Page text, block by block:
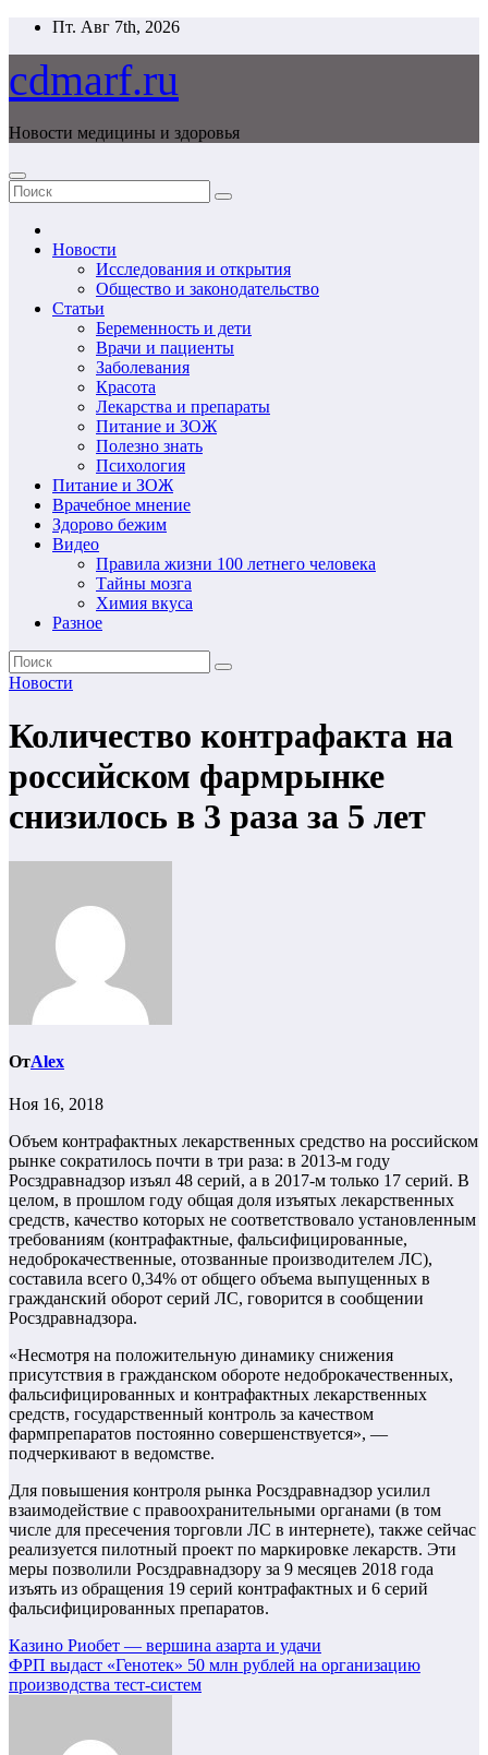
Перейти
содержимому
Пт. Авг 7th, 2026
cdmarf.ru
Новости медицины и здоровья
Новости
Исследования и открытия
Общество и законодательство
Статьи
Беременность и дети
Врачи и пациенты
Заболевания
Красота
Лекарства и препараты
Питание и ЗОЖ
Полезно знать
Психология
Питание и ЗОЖ
Врачебное мнение
Здорово бежим
Видео
Правила жизни 100 летнего человека
Тайны мозга
Химия вкуса
Разное
Новости
Количество контрафакта на
российском фармрынке
снизилось в 3 раза за 5 лет
ОтAlex
Ноя 16, 2018
Объем контрафактных лекарственных средство на российском
рынке сократилось почти в три раза: в 2013-м году
Росздравнадзор изъял 48 серий, а в 2017-м только 17 серий. В
целом, в прошлом году общая доля изъятых лекарственных
средств, качество которых не соответствовало установленным
требованиям (контрафактные, фальсифицированные,
недоброкачественные, отозванные производителем ЛС),
составила всего 0,34% от общего объема выпущенных в
гражданский оборот серий ЛС, говорится в сообщении
Росздравнадзора.
«Несмотря на положительную динамику снижения
присутствия в гражданском обороте недоброкачественных,
фальсифицированных и контрафактных лекарственных
средств, государственный контроль за качеством
фармпрепаратов постоянно совершенствуется», —
подчеркивают в ведомстве.
Для повышения контроля рынка Росздравнадзор усилил
взаимодействие с правоохранительными органами (в том
числе для пресечения торговли ЛС в интернете), также сейчас
реализуется пилотный проект по маркировке лекарств. Эти
меры позволили Росздравнадзору за 9 месяцев 2018 года
изъять из обращения 19 серий контрафактных и 6 серий
фальсифицированных препаратов.
Навигация
по
Казино Риобет ― вершина азарта и удачи
ФРП выдаст «Генотек» 50 млн рублей на организацию
производства тест-систем